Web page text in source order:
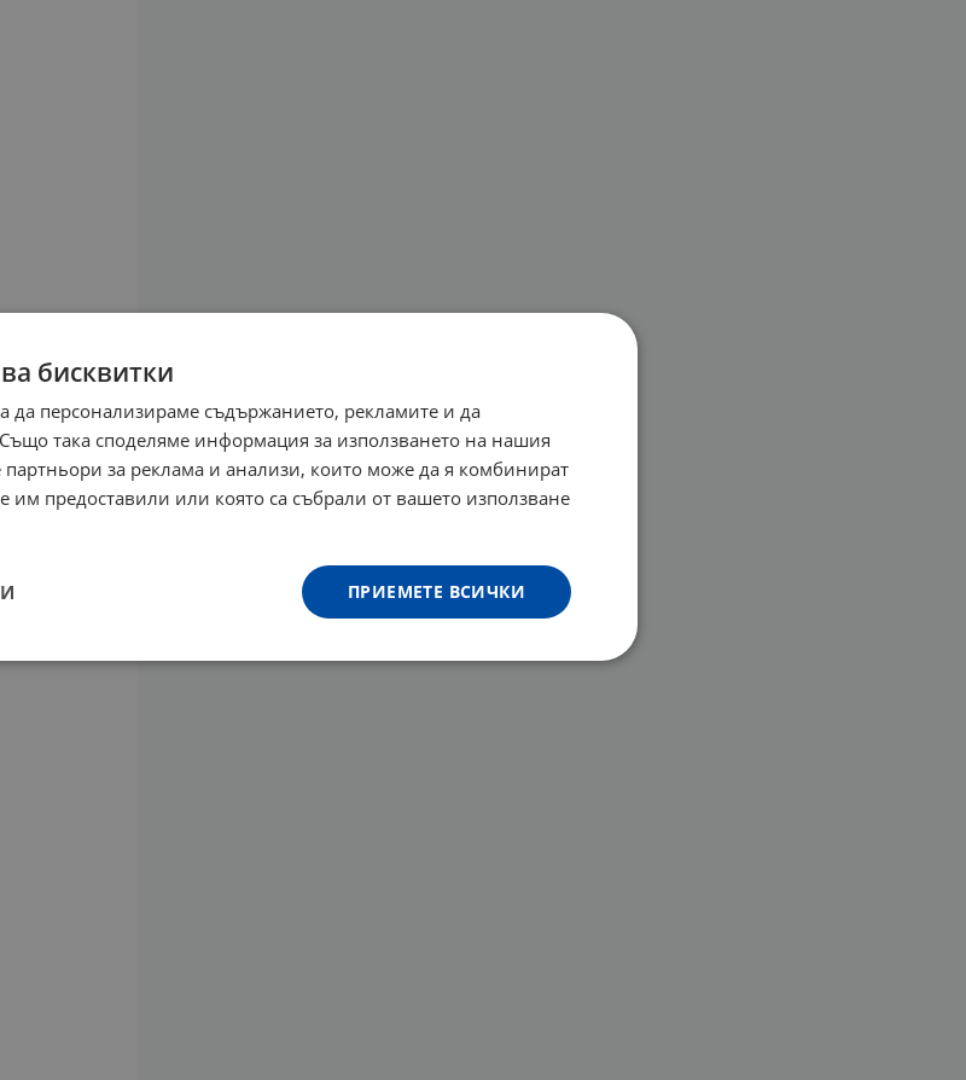
бисквитки
да персонализираме съдържанието, рекламите и да
така споделяме информация за използването на нашия
партньори за реклама и анализи, които може да я комбинират
им предоставили или която са събрали от вашето използване
ПРИЕМЕТЕ ВСИЧКИ